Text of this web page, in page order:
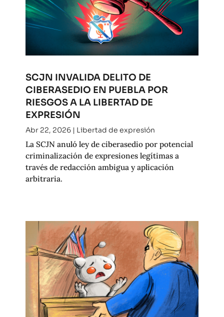
SCJN INVALIDA DELITO DE
CIBERASEDIO EN PUEBLA POR
RIESGOS A LA LIBERTAD DE
EXPRESIÓN
Abr 22, 2026| Libertad de expresión
La SCJN anuló ley de ciberasedio por potencial
criminalización de expresiones legítimas a
través de redacción ambigua y aplicación
arbitraria.